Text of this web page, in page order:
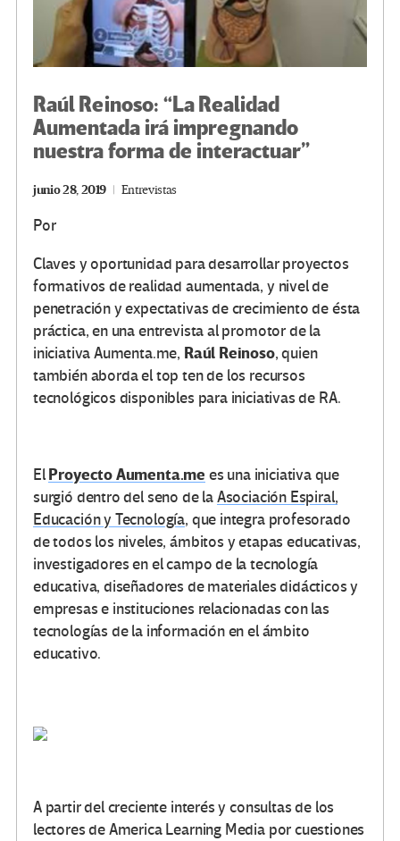
Raúl Reinoso: “La Realidad
Aumentada irá impregnando
nuestra forma de interactuar”
junio 28, 2019 Entrevistas
Por
Claves y oportunidad para desarrollar proyectos
formativos de realidad aumentada, y nivel de
penetración y expectativas de crecimiento de ésta
práctica, en una entrevista al promotor de la
iniciativa Aumenta.me, Raúl Reinoso, quien
también aborda el top ten de los recursos
tecnológicos disponibles para iniciativas de RA.
ElProyecto Aumenta.me es una iniciativa que
surgió dentro del seno de laAsociación Espiral,
Educación y Tecnología, que integra profesorado
de todos los niveles, ámbitos y etapas educativas,
investigadores en el campo de la tecnología
educativa, diseñadores de materiales didácticos y
empresas e instituciones relacionadas con las
tecnologías de la información en el ámbito
educativo.
A partir del creciente interés y consultas de los
lectores de America Learning Media por cuestiones